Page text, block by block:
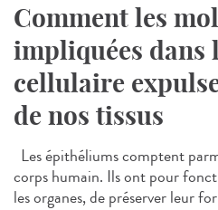
Comment les
impliquées dans
cellulaire
de nos tissus
Les épithéliums comptent
corps humain. Ils ont pour
les organes, de préserver leur